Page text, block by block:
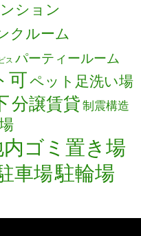
ション
クルーム
ス パーティールーム
可ペット足洗い場
分譲賃貸制震構造
ゴミ置き場
車場駐輪場